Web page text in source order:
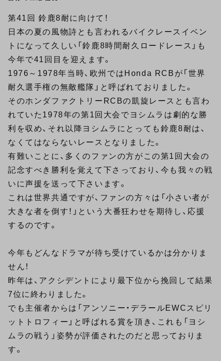
第41回 鈴鹿8耐に向けて！
日本の夏の風物詩とも言われるバイクレースイベン
トになって久しい「鈴鹿8時間耐久ロードレース」も
今年で41回目を迎えます。
1976～1978年当時、欧州ではHonda RCBが「世界
耐久選手権の無敵艦隊」と呼ばれておりました。
そのホンダファクトリーRCBの凱旋レースとも言わ
れていた1978年の第1回大会でヨシムラは劇的な勝
利を収め、それ以降ヨシムラにとっても鈴鹿8耐は、
なくてはならないレースとなりました。
有難いことに、多くのファンの方がこの第1回大会の
記念すべき勝利を覚えて下さっており、今も我々の戦
いに声援を送って下さいます。
これは世界共通ですが、ファンの方々は「小さい者が
大きな者を倒す！」という大番狂わせを期待し、応援
するのです。
今年もどんなドラマが待ち受けているかは分かりま
せん！
昨年は、アクシデントにより最下位から挽回して結果
7位に終わりました。
でも主催者からは「アンソニー・デラールEWCスピリ
ットトロフィー」と呼ばれる賞を頂き、これも「ヨシ
ムラの戦う」姿勢が評価されたのだと思っておりま
す。